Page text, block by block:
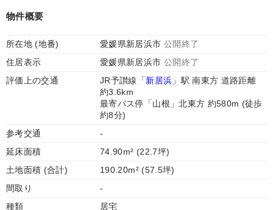
物件概要
所在地 (地番) 愛媛県新居浜市 公開終了
住居表示
愛媛県新居浜市 公開終了
評価上の交通
JR予讃線「新居浜 」駅 南東方 道路距離
約3.6km
最寄バス停「山根」北東方 約580m (徒歩
約8分)
参考交通
-
延床面積
74.90m² (22.7坪)
土地面積 (合計)
190.20m² (57.5坪)
間取り
-
種類
居宅